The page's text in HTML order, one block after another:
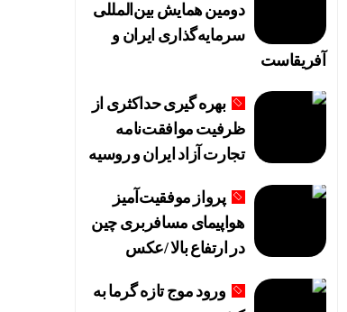
دومین همایش بین‌المللی
سرمایه‌گذاری ایران و
آفریقاست
بهره گیری حداکثری از
ظرفیت موافقت‌نامه
تجارت آزاد ایران و روسیه
پرواز موفقیت‌آمیز
هواپیمای مسافربری چین
در ارتفاع بالا /عکس
ورود موج تازه گرما به